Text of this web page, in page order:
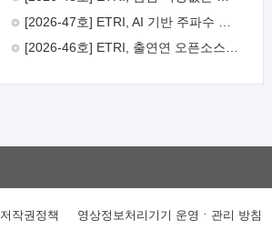
저작권정책 영상정보처리기기 운영ㆍ관리 방침